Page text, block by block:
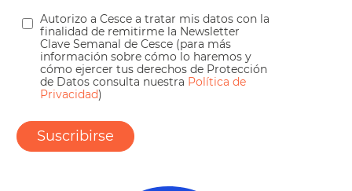
Autorizo a Cesce a tratar mis datos con la
finalidad de remitirme la Newsletter
Clave Semanal de Cesce (para más
información sobre cómo lo haremos y
cómo ejercer tus derechos de Protección
de Datos consulta nuestra Política de
Privacidad)